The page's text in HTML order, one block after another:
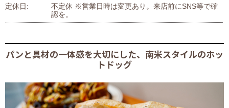
定休日
不定休 ※営業日時は変更あり。来店前にSNS等で確
認を。
パンと具材の一体感を大切にした、南米スタイルのホッ
トドッグ